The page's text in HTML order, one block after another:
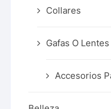
Collares
Gafas O Lentes
Accesorios